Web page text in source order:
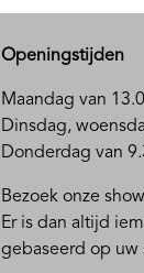
Openingstijden
Maandag van
Dinsdag,
Donderdag van
Bezoek onze
Er is dan altijd
gebaseerd op uw